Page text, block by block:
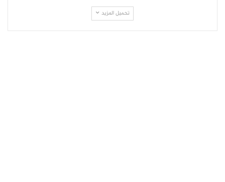
تحميل المزيد